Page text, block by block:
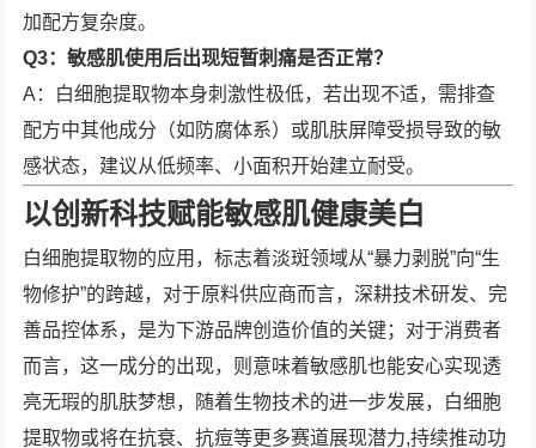
加配方复杂度。
Q3：敏感肌使用后出现短暂刺痛是否正常？
A：白细胞提取物本身刺激性极低，若出现不适，需排查
配方中其他成分（如防腐体系）或肌肤屏障受损导致的敏
感状态，建议从低频率、小面积开始建立耐受。
以创新科技赋能敏感肌健康美白
白细胞提取物的应用，标志着淡斑领域从“暴力剥脱”向“生
物修护”的跨越，对于原料供应商而言，深耕技术研发、完
善品控体系，是为下游品牌创造价值的关键；对于消费者
而言，这一成分的出现，则意味着敏感肌也能安心实现透
亮无瑕的肌肤梦想，随着生物技术的进一步发展，白细胞
提取物或将在抗衰、抗痘等更多赛道展现潜力,持续推动功